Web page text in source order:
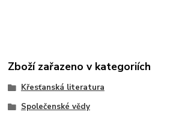
Zboží zařazeno v kategoriích
Křesťanská literatura
Společenské vědy